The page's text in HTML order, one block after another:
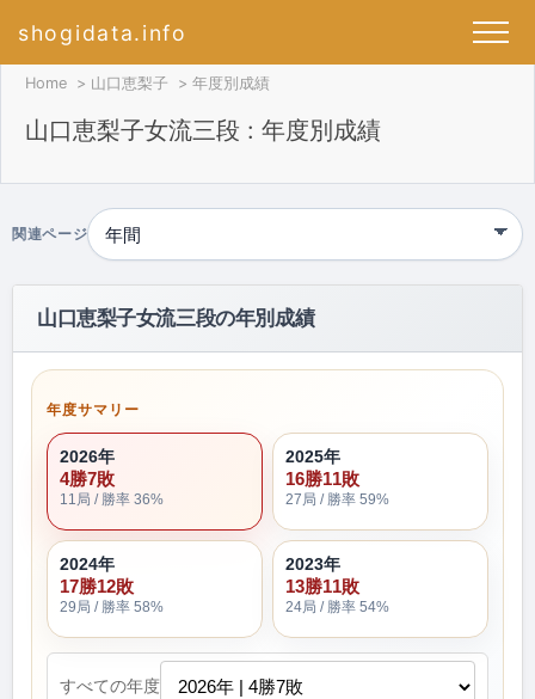
shogidata.info
Home 山口恵梨子 年度別成績
山口恵梨子女流三段 : 年度別成績
関連ページ
山口恵梨子女流三段の年別成績
年度サマリー
2026年
4勝7敗
11局 / 勝率 36%
2025年
16勝11敗
27局 / 勝率 59%
2024年
17勝12敗
29局 / 勝率 58%
2023年
13勝11敗
24局 / 勝率 54%
すべての年度